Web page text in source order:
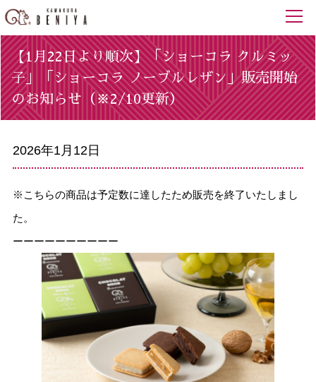
【1月22日より順次】「ショーコラ クルミッ
子」「ショーコラ ノーブルレザン」販売開始
のお知らせ（※2/10更新）
2026年1月12日
※こちらの商品は予定数に達したため販売を終了いたしまし
た。
ーーーーーーーーーー